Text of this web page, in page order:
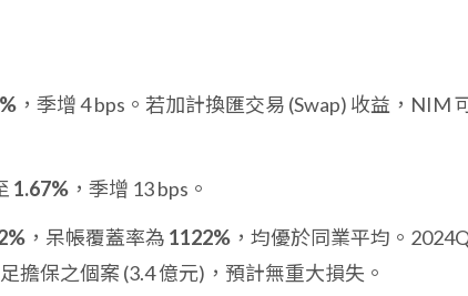
，季增 4 bps。若加計換匯交易 (Swap) 收益，NIM
1.67% ，季增 13 bps。
，呆帳覆蓋率為 1122% ，均優於同業平均。
擔保之個案 (3.4 億元)，預計無重大損失。